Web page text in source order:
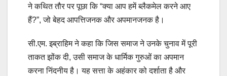
ने कथित तौर पर पूछा कि “क्या आप हमें ब्लैकमेल करने आए
हैं?”, जो बेहद आपत्तिजनक और अपमानजनक है।
सी.एम. इब्राहिम ने कहा कि जिस समाज ने उनके चुनाव में पूरी
ताकत झोंक दी, उसी समाज के धार्मिक गुरुओं का अपमान
करना निंदनीय है। यह सत्ता के अहंकार को दर्शाता है और